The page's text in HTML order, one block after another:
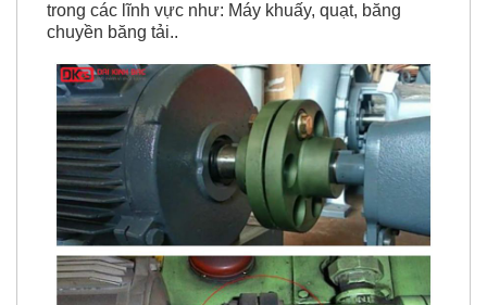
trong các lĩnh vực như: Máy khuấy, quạt, băng
chuyền băng tải..